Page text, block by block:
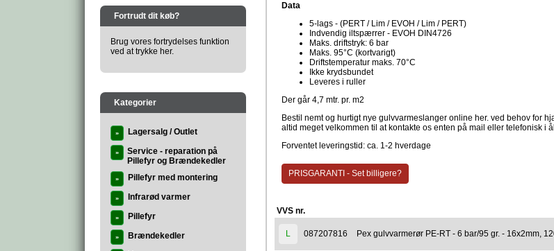
Fortrudt dit køb?
Brug vores fortrydelses funktion
ved at trykke her.
Kategorier
» Lagersalg / Outlet
»
Service - reparation på
Pillefyr og Brændekedler
» Pillefyr med montering
» Infrarød varmer
» Pillefyr
» Brændekedler
Data
5-lags - (PERT / Lim / EVOH / Lim / PERT)
Indvendig iltspærrer - EVOH DIN4726
Maks. driftstryk: 6 bar
Maks. 95°C (kortvarigt)
Driftstemperatur maks. 70°C
Ikke krydsbundet
Leveres i ruller
Der går 4,7 mtr. pr. m2
Bestil nemt og hurtigt nye gulvvarmeslanger online her. ved behov for
altid meget velkommen til at kontakte os enten på mail eller telefonisk i
Forventet leveringstid: ca. 1-2 hverdage
PRISGARANTI - Set billigere?
VVS nr.
L 087207816 Pex gulvvarmerør PE-RT - 6 bar/95 gr. - 16x2mm,